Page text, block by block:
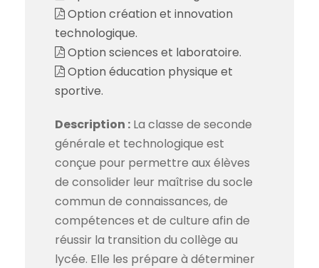
Option création et innovation
technologique.
Option sciences et laboratoire.
Option éducation physique et
sportive.
Description : La classe de seconde
générale et technologique est
conçue pour permettre aux élèves
de consolider leur maîtrise du socle
commun de connaissances, de
compétences et de culture afin de
réussir la transition du collège au
lycée. Elle les prépare à déterminer